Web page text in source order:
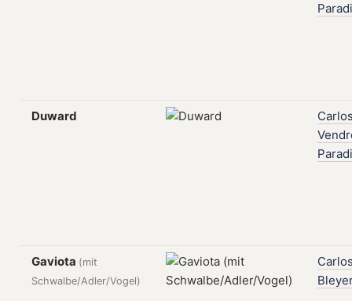
Duward
Gaviota (mit
Schwalbe/Adler/Vogel)